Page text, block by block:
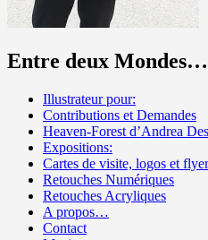
Entre deux Mondes…
Illustrateur pour:
Contributions et Demandes
Heaven-Forest d’Andrea
Expositions:
Cartes de visite, logos et
Retouches Numériques
Retouches Acryliques
A propos…
Contact